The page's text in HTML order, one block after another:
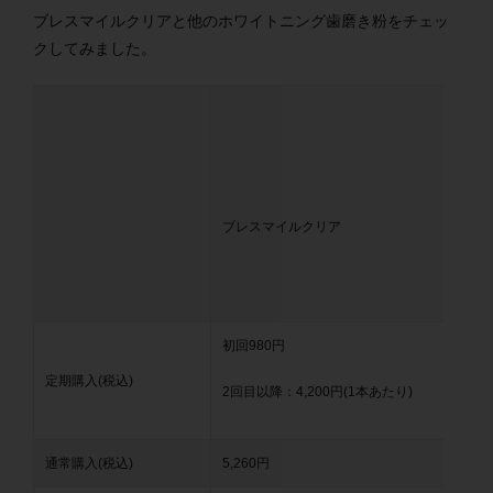
ブレスマイルクリアと他のホワイトニング歯磨き粉をチェッ
クしてみました。
ブレスマイルクリア
定期購入(税込)
初回980円
2回目以降：4,200円(1本あたり)
通常購入(税込) 5,260円